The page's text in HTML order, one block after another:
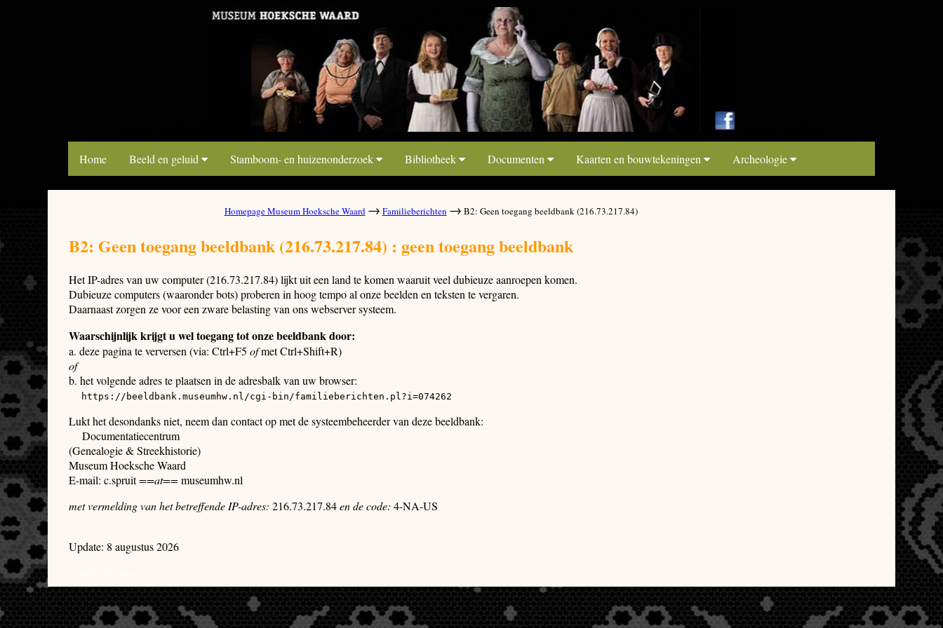
Home Beeld en geluid Stamboom- en huizenonderzoek Bibliotheek Documenten Kaarten en bouwtekeningen Archeologie
Homepage Museum Hoeksche Waard → Familieberichten → B2: Geen toegang beeldbank (216.73.217.84)
B2: Geen toegang beeldbank (216.73.217.84) : geen toegang beeldbank
Het IP-adres van uw computer (216.73.217.84) lijkt uit een land te komen waaruit veel dubieuze aanroepen komen.
Dubieuze computers (waaronder bots) proberen in hoog tempo al onze beelden en teksten te vergaren.
Daarnaast zorgen ze voor een zware belasting van ons webserver systeem.
Waarschijnlijk krijgt u wel toegang tot onze beeldbank door:
a. deze pagina te verversen (via: Ctrl+F5 ofmet Ctrl+Shift+R)
of
b. het volgende adres te plaatsen in de adresbalk van uw browser:
https://beeldbank.museumhw.nl/cgi-bin/familieberichten.pl?i=074262
Lukt het desondanks niet, neem dan contact op met de systeembeheerder van deze beeldbank:
Documentatiecentrum
(Genealogie & Streekhistorie)
Museum Hoeksche Waard
E-mail: c.spruit==at==museumhw.nl
met vermelding van het betreffende IP-adres: 216.73.217.84en de code: 4-NA-US
Update: 8 augustus 2026